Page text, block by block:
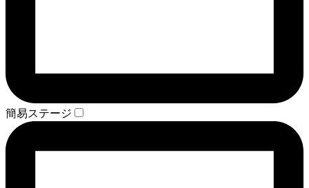
簡易ステージ